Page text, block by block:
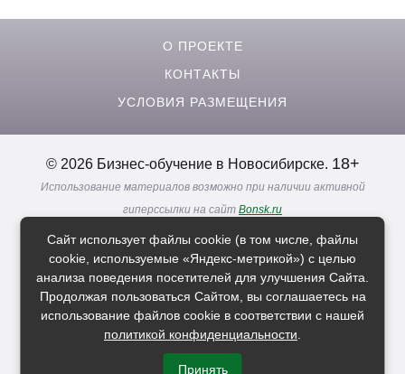
О ПРОЕКТЕ
КОНТАКТЫ
УСЛОВИЯ РАЗМЕЩЕНИЯ
© 2026 Бизнес-обучение в Новосибирске. 18+
Использование материалов возможно при наличии активной
гиперссылки на сайт Bonsk.ru
Реклама. Информация о рекламодателях по ссылкам
Политика в отношении обработки персональных данных
Расскажи друзьям о нас
Сайт использует файлы cookie (в том числе, файлы
cookie, используемые «Яндекс-метрикой») с целью
анализа поведения посетителей для улучшения Сайта.
Продолжая пользоваться Сайтом, вы соглашаетесь на
использование файлов cookie в соответствии с нашей
политикой конфиденциальности
Принять